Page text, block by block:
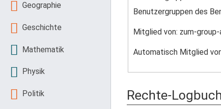
Benutzergruppen des
Mitglied von: zum-
Automatisch Mitglied
Rechte-
Geographie
Geschichte
Mathematik
Physik
Politik